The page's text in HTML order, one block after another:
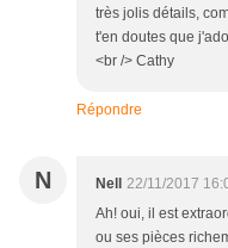
très jolis détails,
t'en doutes que
<br /> Cathy
Répondre
N Nell
22/11/2017
Ah! oui, il est
ou ses pièces